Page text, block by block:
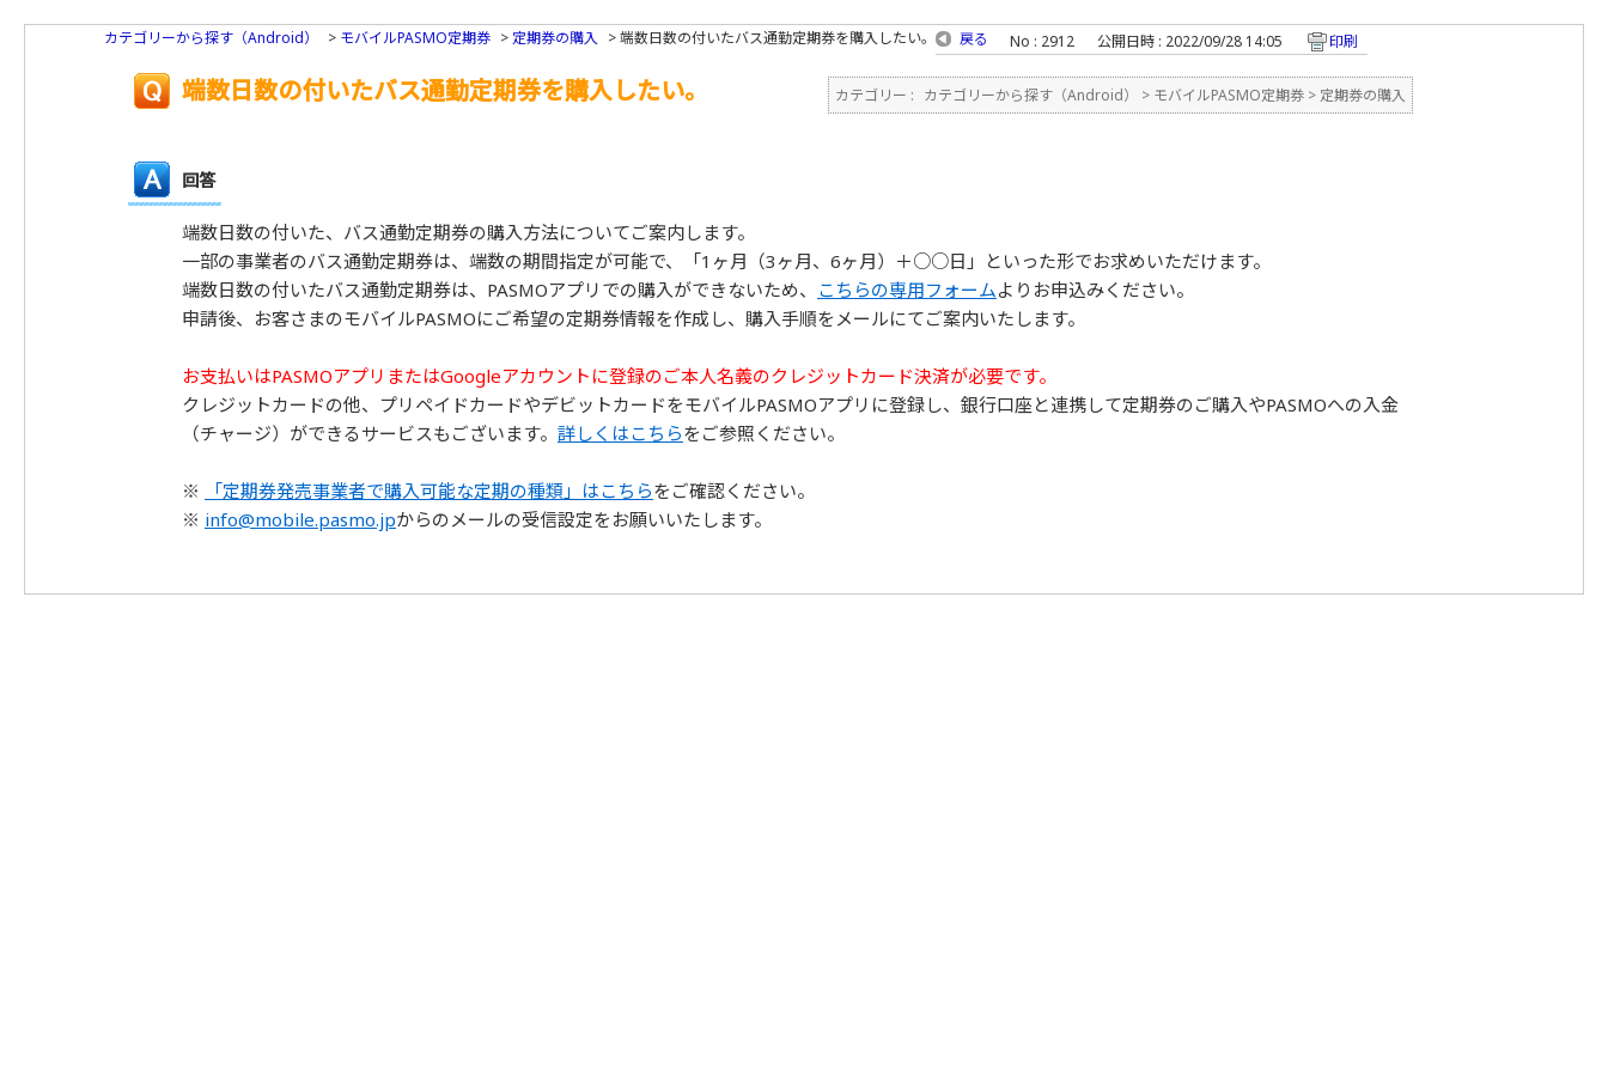
カテゴリーから探す（Android） > モバイルPASMO定期券 > 定期券の購入 >端数日数の付いたバス通勤定期券を購入したい。 戻る No : 2912 公開日時 : 2022/09/28 14:05 印刷
端数日数の付いたバス通勤定期券を購入したい。 カテゴリー : カテゴリーから探す（Android） > モバイルPASMO定期券 > 定期券の購入
回答
端数日数の付いた、バス通勤定期券の購入方法についてご案内します。
一部の事業者のバス通勤定期券は、端数の期間指定が可能で、「1ヶ月（3ヶ月、6ヶ月）＋○○日」といった形でお求めいただけます。
端数日数の付いたバス通勤定期券は、PASMOアプリでの購入ができないため、 こちらの専用フォームよりお申込みください。
申請後、お客さまのモバイルPASMOにご希望の定期券情報を作成し、購入手順をメールにてご案内いたします。
お支払いはPASMOアプリまたはGoogleアカウントに登録のご本人名義のクレジットカード決済が必要です。
クレジットカードの他、プリペイドカードやデビットカードをモバイルPASMOアプリに登録し、銀行口座と連携して定期券のご購入やPASMOへの入金
（チャージ）ができるサービスもございます。 詳しくはこちらをご参照ください。
※ 「定期券発売事業者で購入可能な定期の種類」はこちらをご確認ください。
※ info@mobile.pasmo.jpからのメールの受信設定をお願いいたします。